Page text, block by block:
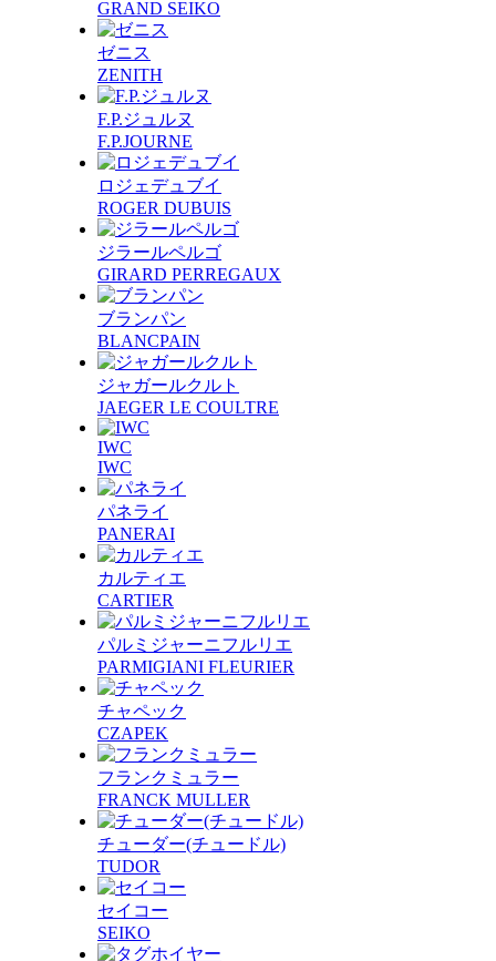
GRAND SEIKO
ゼニス
ZENITH
F.P.ジュルヌ
F.P.JOURNE
ロジェデュブイ
ROGER DUBUIS
ジラールペルゴ
GIRARD PERREGAUX
ブランパン
BLANCPAIN
ジャガールクルト
JAEGER LE COULTRE
IWC
IWC
パネライ
PANERAI
カルティエ
CARTIER
パルミジャーニフルリエ
PARMIGIANI FLEURIER
チャペック
CZAPEK
フランクミュラー
FRANCK MULLER
チューダー(チュードル)
TUDOR
セイコー
SEIKO